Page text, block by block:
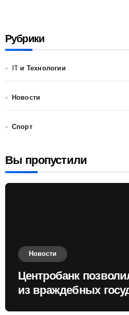
Рубрики
IT и Технологии
Новости
Спорт
Вы пропустили
Новости
Центробанк
из враждебных